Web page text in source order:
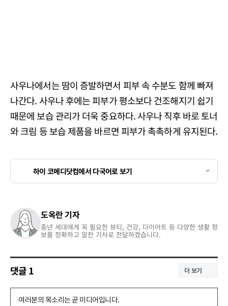
사우나에서는 땀이 증발하면서 피부 속 수분도 함께 빠져
나간다. 사우나 후에는 피부가 평소보다 건조해지기 쉽기
때문에 보습 관리가 더욱 중요하다. 사우나 직후 바로 토너
와 크림 등 보습 제품을 바르면 피부가 촉촉하게 유지된다.
하이 코메디닷컴에서 다국어로 보기
도옥란 기자
중년 세대에게 꼭 필요한 뷰티, 건강, 다이어트 등 다양한 생활 정
보를 정확하고 알찬 기사로 전달하겠습니다.
댓글1 더 보기
댓